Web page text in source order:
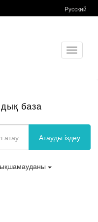
Русский
Toggle
база
Атауды іздеу